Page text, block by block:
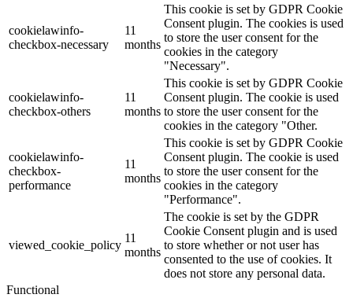
cookielawinfo-
checkbox-necessary
11
months
This cookie is set by GDPR Cookie
Consent plugin. The cookies is used
to store the user consent for the
cookies in the category
"Necessary".
cookielawinfo-
checkbox-others
11
months
This cookie is set by GDPR Cookie
Consent plugin. The cookie is used
to store the user consent for the
cookies in the category "Other.
cookielawinfo-
checkbox-
performance
11
months
This cookie is set by GDPR Cookie
Consent plugin. The cookie is used
to store the user consent for the
cookies in the category
"Performance".
viewed_cookie_policy
11
months
The cookie is set by the GDPR
Cookie Consent plugin and is used
to store whether or not user has
consented to the use of cookies. It
does not store any personal data.
Functional